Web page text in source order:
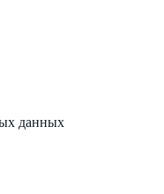
данных